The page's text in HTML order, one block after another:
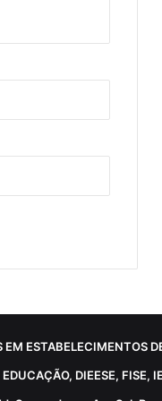
ESTABELECIMENTOS
DIEESE, FISE, IE